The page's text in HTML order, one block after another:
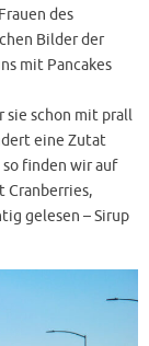
des
Bilder der
mit Pancakes
sie schon mit prall
eine Zutat
so finden wir auf
Cranberries,
gelesen – Sirup